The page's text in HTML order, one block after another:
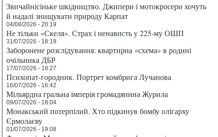
Звичайнісіньке шкідництво. Джипери і мотокросери хочуть
й надалі знищувати природу Карпат
04/08/2026 - 20:19
Не тільки «Скеля». Страх і ненависть у 225-му ОШП
31/07/2026 - 18:19
Заборонене розслідування: квартирна «схема» в родині
очільника ДБР
17/07/2026 - 18:27
Психопат-городник. Портрет комбрига Лучанова
16/07/2026 - 16:42
Мільярдна гральна імперія громадянина Журила
09/07/2026 - 18:04
Монакський потерпілий. Хто підкинув бомбу олігарху
Єрмолаєву
01/07/2026 - 19:08